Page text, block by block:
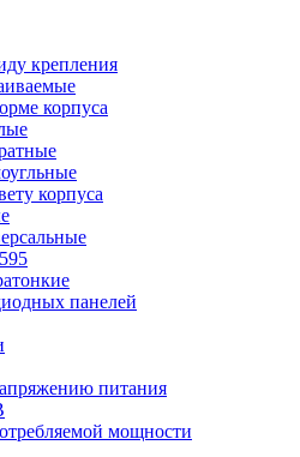
крепления
корпуса
корпуса
панелей
питания
мощности